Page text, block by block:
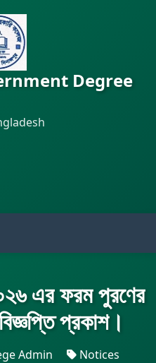
Degree
এর ফরম পুরণের
প্রকাশ।
Admin
Notices